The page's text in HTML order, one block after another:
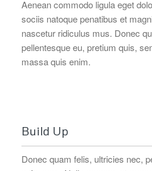
Aenean commodo ligula eget
sociis natoque penatibus et
nascetur ridiculus mus. Donec
pellentesque eu, pretium quis,
massa quis enim.
Build Up
Donec quam felis, ultricies nec,